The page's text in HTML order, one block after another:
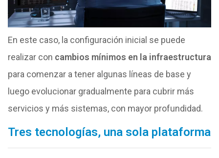
En este caso, la configuración inicial se puede
realizar con cambios mínimos en la infraestructura
para comenzar a tener algunas líneas de base y
luego evolucionar gradualmente para cubrir más
servicios y más sistemas, con mayor profundidad.
Tres tecnologías, una sola plataforma